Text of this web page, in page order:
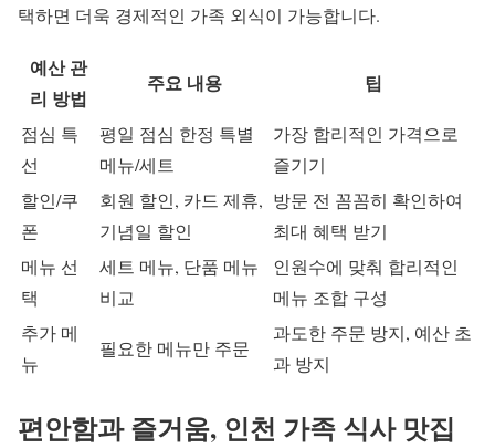
택하면 더욱 경제적인 가족 외식이 가능합니다.
예산 관
리 방법
주요 내용 팁
점심 특
선
평일 점심 한정 특별
메뉴/세트
가장 합리적인 가격으로
즐기기
할인/쿠
폰
회원 할인, 카드 제휴,
기념일 할인
방문 전 꼼꼼히 확인하여
최대 혜택 받기
메뉴 선
택
세트 메뉴, 단품 메뉴
비교
인원수에 맞춰 합리적인
메뉴 조합 구성
추가 메
뉴
필요한 메뉴만 주문
과도한 주문 방지, 예산 초
과 방지
편안함과 즐거움, 인천 가족 식사 맛집